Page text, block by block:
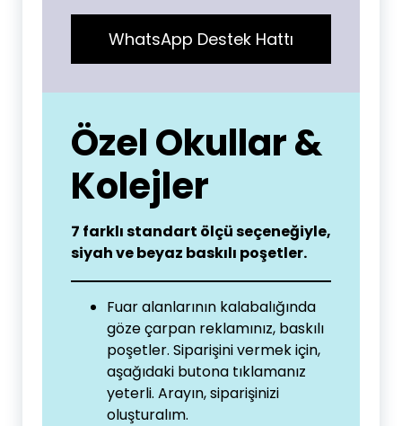
WhatsApp Destek Hattı
Özel Okullar &
Kolejler
7 farklı standart ölçü seçeneğiyle,
siyah ve beyaz baskılı poşetler.
Fuar alanlarının kalabalığında
göze çarpan reklamınız, baskılı
poşetler. Siparişini vermek için,
aşağıdaki butona tıklamanız
yeterli. Arayın, siparişinizi
oluşturalım.